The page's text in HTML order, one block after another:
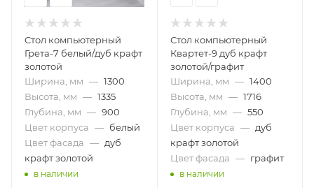
Стол компьютерный
Грета-7 белый/дуб крафт
золотой
Ширина, мм — 1300
Высота, мм — 1335
Глубина, мм — 900
Цвет корпуса — белый
Цвет фасада — дуб
крафт золотой
в наличии
Стол компьютерный
Квартет-9 дуб крафт
золотой/графит
Ширина, мм — 1400
Высота, мм — 1716
Глубина, мм — 550
Цвет корпуса — дуб
крафт золотой
Цвет фасада — графит
в наличии